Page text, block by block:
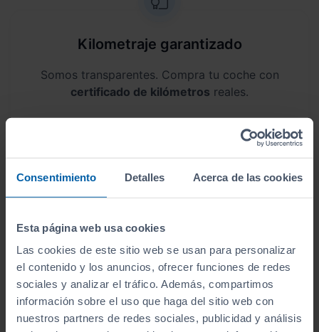
Consentimiento Detalles Acerca de las cookies
Esta página web usa cookies
Las cookies de este sitio web se usan para personalizar
el contenido y los anuncios, ofrecer funciones de redes
sociales y analizar el tráfico. Además, compartimos
información sobre el uso que haga del sitio web con
nuestros partners de redes sociales, publicidad y análisis
Kilometraje garantizado
Somos transparentes. Compra tu coche con
certificado de kilómetros reales.
meses